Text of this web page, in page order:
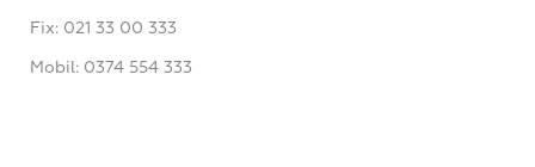
Fix: 021 33 00 333
Mobil: 0374 554 333